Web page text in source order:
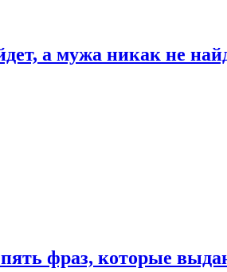
а мужа никак не
пять фраз, которые